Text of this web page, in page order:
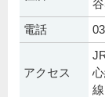
電話
アクセス